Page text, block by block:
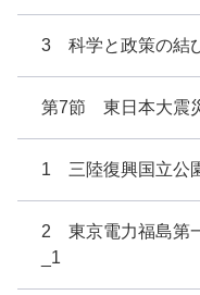
3 科学と政策の結
第7節 東日本大震
1 三陸復興国立公
2 東京電力福島第
_1